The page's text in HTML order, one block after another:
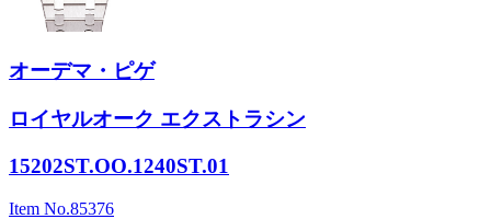
オーデマ・ピゲ
ロイヤルオーク エクストラシン
15202ST.OO.1240ST.01
Item No.85376